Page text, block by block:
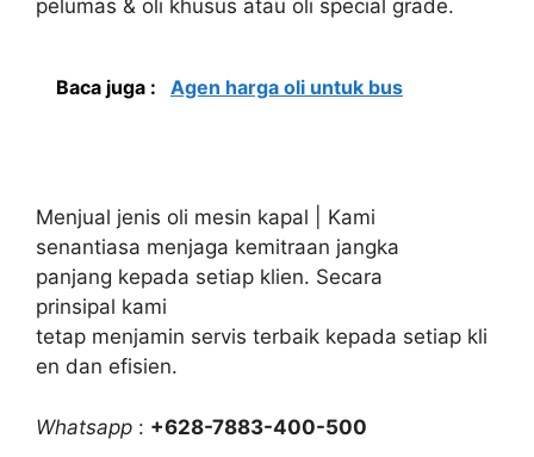
pelumas & oli khusus atau oli special grade.
Baca juga : Agen harga oli untuk bus
Menjual jenis oli mesin kapal | Kami
senantiasa menjaga kemitraan jangka
panjang kepada setiap klien. Secara
prinsipal kami
tetap menjamin servis terbaik kepada setiap kli
en dan efisien.
Whatsapp : +628-7883-400-500